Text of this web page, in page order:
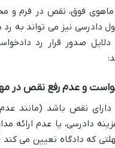
ماهوی فوق، نقص در فرم و
دادرسی نیز می تواند به
دلایل صدور قرار رد
و عدم رفع نقص در
نقص باشد (مانند عدم
دادرسی، یا عدم ارائه